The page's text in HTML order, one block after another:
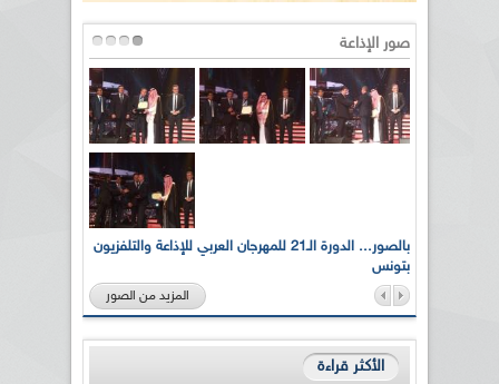
صور الإذاعة
بالصور... الدورة الـ21 للمهرجان العربي للإذاعة والتلفزيون
بتونس
المزيد من الصور
الأكثر قراءة